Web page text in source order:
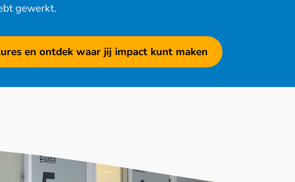
gewerkt.
en ontdek waar jij impact kunt maken